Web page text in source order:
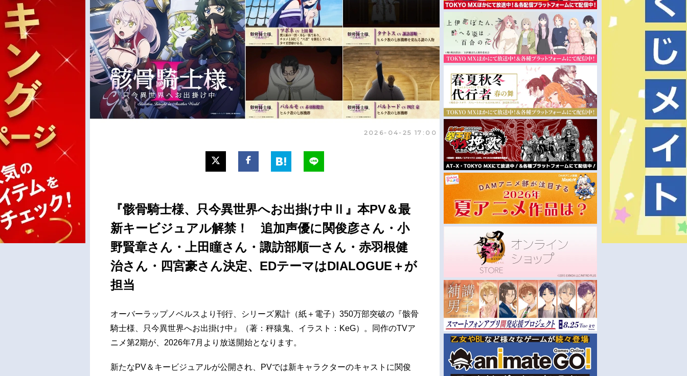
2026-04-25 17:00
『骸骨騎士様、只今異世界へお出掛け中Ⅱ』本PV＆最
新キービジュアル解禁！ 追加声優に関俊彦さん・小
野賢章さん・上田瞳さん・諏訪部順一さん・赤羽根健
治さん・四宮豪さん決定、EDテーマはDIALOGUE＋が
担当
オーバーラップノベルスより刊行、シリーズ累計（紙＋電子）350万部突破の『骸骨
騎士様、只今異世界へお出掛け中』（著：秤猿鬼、イラスト：KeG）。同作のTVア
ニメ第2期が、2026年7月より放送開始となります。
新たなPV＆キービジュアルが公開され、PVでは新キャラクターのキャストに関俊